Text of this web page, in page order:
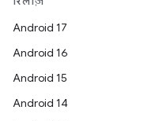
Android 17
Android 16
Android 15
Android 14